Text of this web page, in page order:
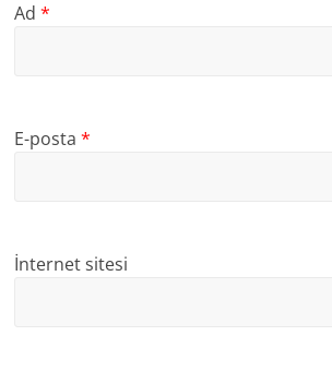
Ad*
E-posta*
İnternet sitesi